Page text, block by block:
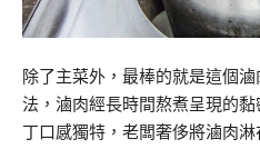
除了主菜外，最棒的就是這個
法，滷肉經長時間熬煮呈現的
丁口感獨特，老闆奢侈將滷肉淋